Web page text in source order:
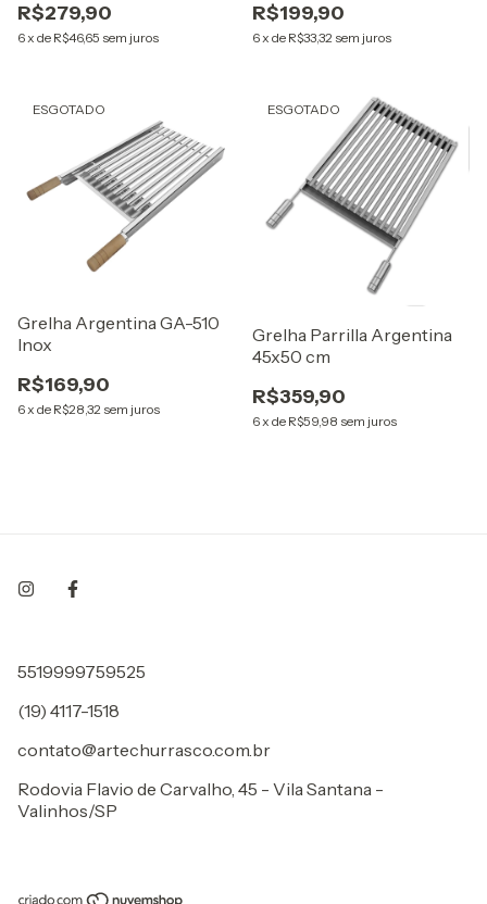
R$279,90
6x de R$46,65 sem juros
R$199,90
6x de R$33,32 sem juros
ESGOTADO
Grelha Argentina GA-510
Inox
R$169,90
6x de R$28,32 sem juros
ESGOTADO
Grelha Parrilla Argentina
45x50 cm
R$359,90
6x de R$59,98 sem juros
5519999759525
(19) 4117-1518
contato@artechurrasco.com.br
Rodovia Flavio de Carvalho, 45 - Vila Santana -
Valinhos/SP